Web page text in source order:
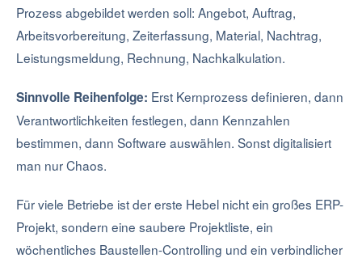
Prozess abgebildet werden soll: Angebot, Auftrag,
Arbeitsvorbereitung, Zeiterfassung, Material, Nachtrag,
Leistungsmeldung, Rechnung, Nachkalkulation.
Sinnvolle Reihenfolge: Erst Kernprozess definieren, dann
Verantwortlichkeiten festlegen, dann Kennzahlen
bestimmen, dann Software auswählen. Sonst digitalisiert
man nur Chaos.
Für viele Betriebe ist der erste Hebel nicht ein großes ERP-
Projekt, sondern eine saubere Projektliste, ein
wöchentliches Baustellen-Controlling und ein verbindlicher